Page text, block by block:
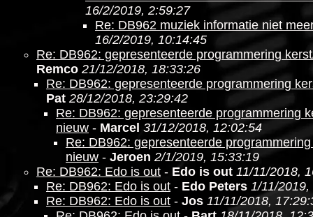
16/2/2019, 2:59:27
Re: DB962 muziek informatie niet
16/2/2019, 10:14:45
Re: DB962: gepresenteerde programmering
Remco 21/12/2018, 18:33:26
Re: DB962: gepresenteerde programmering
Pat 28/12/2018, 23:29:42
Re: DB962: gepresenteerde programmering
nieuw - Marcel 31/12/2018, 12:02:54
Re: DB962: gepresenteerde
nieuw - Jeroen 2/1/2019, 15:33:19
Re: DB962: Edo is out - Edo is out 11/11/2018,
Re: DB962: Edo is out - Edo Peters 1/11/
Re: DB962: Edo is out - Jos 11/11/2018,